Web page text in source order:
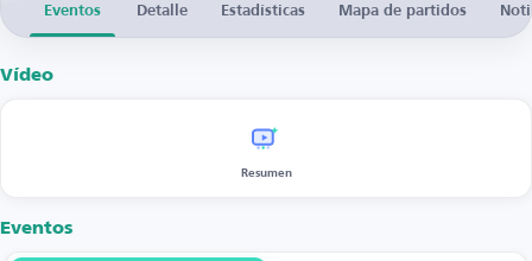
Eventos Detalle Estadísticas Mapa de partidos
Vídeo
Resumen
Eventos